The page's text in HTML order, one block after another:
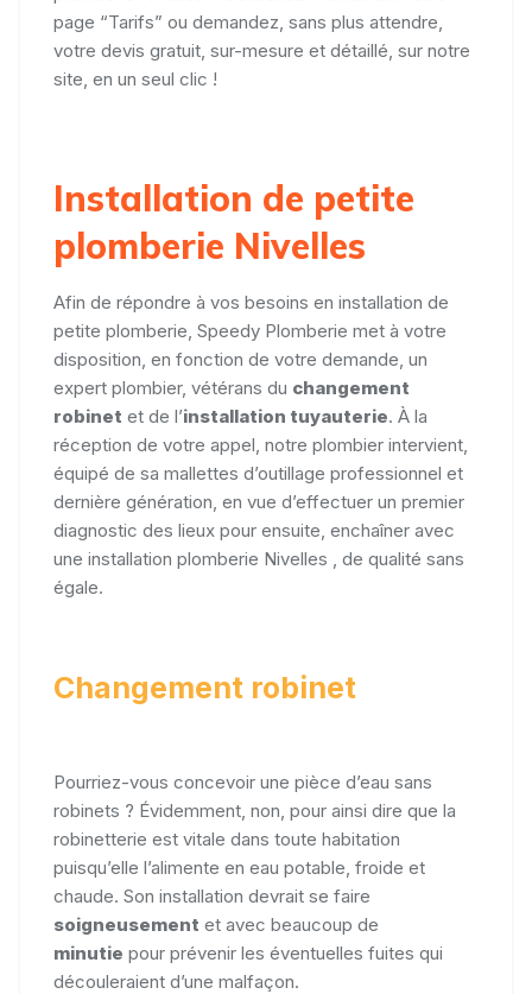
page “Tarifs” ou demandez, sans plus attendre,
votre devis gratuit, sur-mesure et détaillé, sur notre
site, en un seul clic !
Installation de petite
plomberie Nivelles
Afin de répondre à vos besoins en installation de
petite plomberie, Speedy Plomberie met à votre
disposition, en fonction de votre demande, un
expert plombier, vétérans du changement
robinet et de l’installation tuyauterie. À la
réception de votre appel, notre plombier intervient,
équipé de sa mallettes d’outillage professionnel et
dernière génération, en vue d’effectuer un premier
diagnostic des lieux pour ensuite, enchaîner avec
une installation plomberie Nivelles , de qualité sans
égale.
Changement robinet
Pourriez-vous concevoir une pièce d’eau sans
robinets ? Évidemment, non, pour ainsi dire que la
robinetterie est vitale dans toute habitation
puisqu’elle l’alimente en eau potable, froide et
chaude. Son installation devrait se faire
soigneusement et avec beaucoup de
minutie pour prévenir les éventuelles fuites qui
découleraient d’une malfaçon.